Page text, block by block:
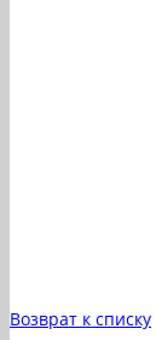
Возврат к списку